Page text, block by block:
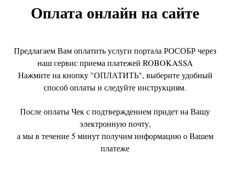
Оплата онлайн на сайте
Предлагаем Вам оплатить услуги портала РОСОБР через
наш сервис приема платежей ROBOKASSA
Нажмите на кнопку "ОПЛАТИТЬ", выберите удобный
способ оплаты и следуйте инструкциям.
После оплаты Чек с подтверждением придет на Вашу
электронную почту,
а мы в течение 5 минут получим информацию о Вашем
платеже